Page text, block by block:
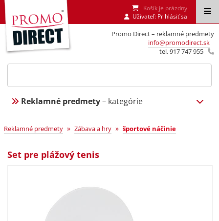
Promo Direct – reklamné predmety
info@promodirect.sk
tel. 917 747 955
Košík je prázdny
Uživateľ: Prihlásiť sa
Reklamné predmety– kategórie
Reklamné predmety » Zábava a hry » športové náčinie
Set pre plážový tenis